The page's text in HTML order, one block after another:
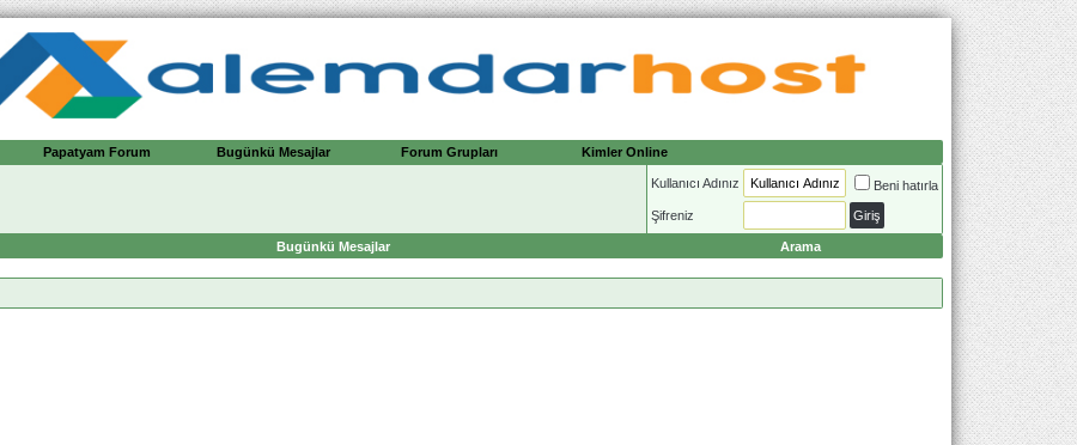
Papatyam Forum Bugünkü Mesajlar Forum Grupları Kimler Online
Kullanıcı Adınız Beni hatırla
Şifreniz
Bugünkü Mesajlar Arama